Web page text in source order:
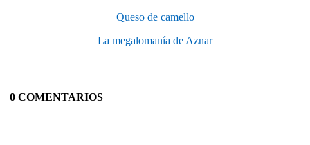
Queso de camello
La megalomanía de Aznar
0 COMENTARIOS